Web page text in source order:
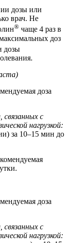
дозы или
врач. Не
® чаще 4 раз в
доз
дозы
доза
связанных с
нагрузкой:
за 10–15 мин до
доза
связанных с
нагрузкой: